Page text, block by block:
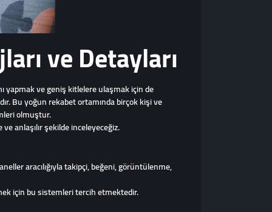
ve Detayları
yapmak ve geniş kitlelere ulaşmak için de
Bu yoğun rekabet ortamında birçok kişi ve
olmuştur.
anlaşılır şekilde inceleyeceğiz.
aracılığıyla takipçi, beğeni, görüntülenme,
için bu sistemleri tercih etmektedir.